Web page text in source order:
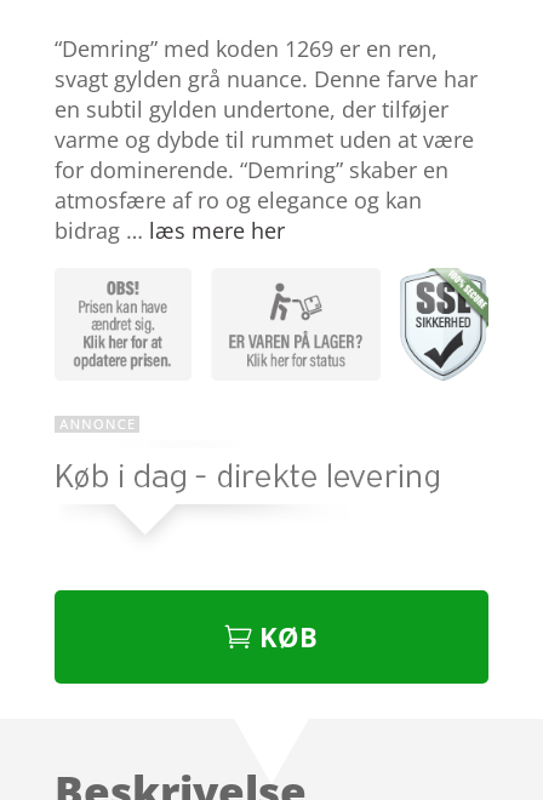
ud af 5
baseret
på
kundebedø
mmelser
“Demring” med koden 1269 er en ren,
svagt gylden grå nuance. Denne farve har
en subtil gylden undertone, der tilføjer
varme og dybde til rummet uden at være
for dominerende. “Demring” skaber en
atmosfære af ro og elegance og kan
bidrag … læs mere her
KØB